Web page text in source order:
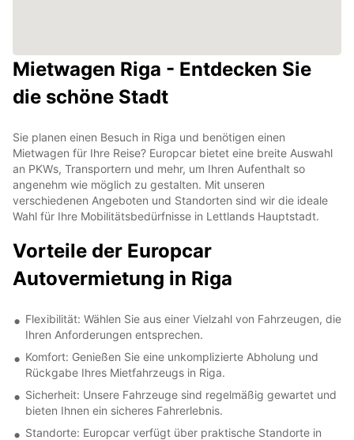
Mietwagen Riga - Entdecken Sie
die schöne Stadt
Sie planen einen Besuch in Riga und benötigen einen
Mietwagen für Ihre Reise? Europcar bietet eine breite Auswahl
an PKWs, Transportern und mehr, um Ihren Aufenthalt so
angenehm wie möglich zu gestalten. Mit unseren
verschiedenen Angeboten und Standorten sind wir die ideale
Wahl für Ihre Mobilitätsbedürfnisse in Lettlands Hauptstadt.
Vorteile der Europcar
Autovermietung in Riga
Flexibilität: Wählen Sie aus einer Vielzahl von Fahrzeugen, die
Ihren Anforderungen entsprechen.
Komfort: Genießen Sie eine unkomplizierte Abholung und
Rückgabe Ihres Mietfahrzeugs in Riga.
Sicherheit: Unsere Fahrzeuge sind regelmäßig gewartet und
bieten Ihnen ein sicheres Fahrerlebnis.
Standorte: Europcar verfügt über praktische Standorte in